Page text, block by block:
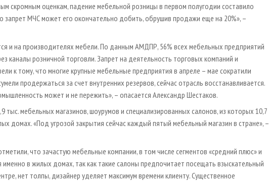
скромным оценкам, падение мебельной розницы в первом полугодии составило
запрет МЧС может его окончательно добить, обрушив продажи еще на 20%», –
и на производителях мебели. По данным АМДПР, 56% всех мебельных предприятий
каналы розничной торговли. Запрет на деятельность торговых компаний и
к тому, что многие крупные мебельные предприятия в апреле – мае сократили
продержаться за счет внутренних резервов, сейчас отрасль восстанавливается.
может и не пережить», – опасается Александр Шестаков.
мебельных магазинов, шоурумов и специализированных салонов, из которых 10,7
домах. «Под угрозой закрытия сейчас каждый пятый мебельный магазин в стране», –
что зачастую мебельные компании, в том числе сегментов «средний плюс» и
в жилых домах, так как такие салоны предпочитает посещать взыскательный
нет толпы, дизайнер уделяет максимум времени клиенту. Существенное